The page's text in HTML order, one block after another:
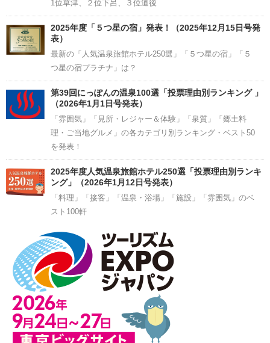
1位草津、２位下呂、３位道後
2025年度「５つ星の宿」発表！（2025年12月15日号発
表）
最新の「人気温泉旅館ホテル250選」「５つ星の宿」「５
つ星の宿プラチナ」は？
第39回にっぽんの温泉100選「投票理由別ランキング 」
（2026年1月1日号発表）
「雰囲気」「見所・レジャー＆体験」「泉質」「郷土料
理・ご当地グルメ」の各カテゴリ別ランキング・ベスト50
を発表！
2025年度人気温泉旅館ホテル250選「投票理由別ランキ
ング」（2026年1月12日号発表）
「料理」「接客」「温泉・浴場」「施設」「雰囲気」のベ
スト100軒